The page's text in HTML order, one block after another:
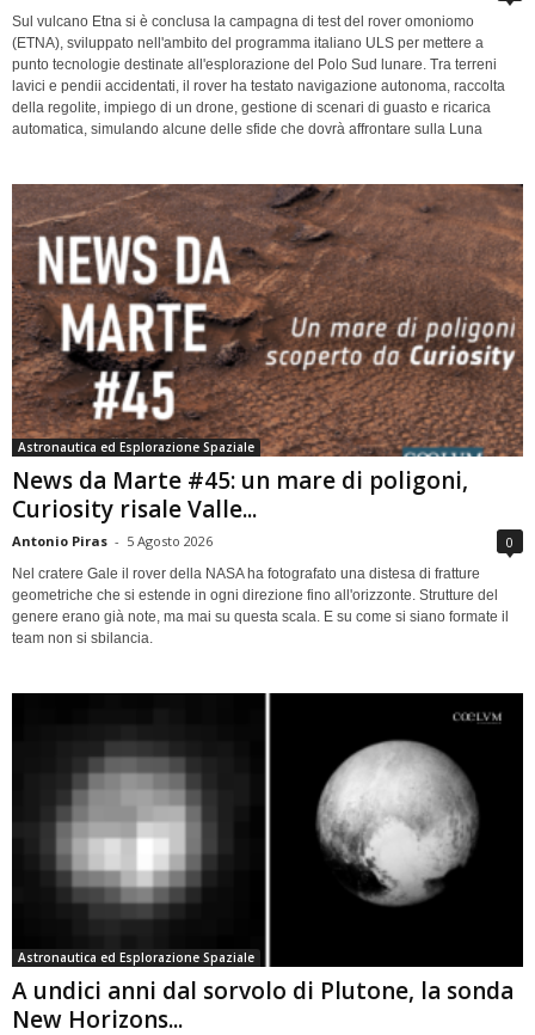
Sul vulcano Etna si è conclusa la campagna di test del rover omoniomo
(ETNA), sviluppato nell'ambito del programma italiano ULS per mettere a
punto tecnologie destinate all'esplorazione del Polo Sud lunare. Tra terreni
lavici e pendii accidentati, il rover ha testato navigazione autonoma, raccolta
della regolite, impiego di un drone, gestione di scenari di guasto e ricarica
automatica, simulando alcune delle sfide che dovrà affrontare sulla Luna
Astronautica ed Esplorazione Spaziale
News da Marte #45: un mare di poligoni,
Curiosity risale Valle...
Antonio Piras - 5 Agosto 2026 0
Nel cratere Gale il rover della NASA ha fotografato una distesa di fratture
geometriche che si estende in ogni direzione fino all'orizzonte. Strutture del
genere erano già note, ma mai su questa scala. E su come si siano formate il
team non si sbilancia.
Astronautica ed Esplorazione Spaziale
A undici anni dal sorvolo di Plutone, la sonda
New Horizons...